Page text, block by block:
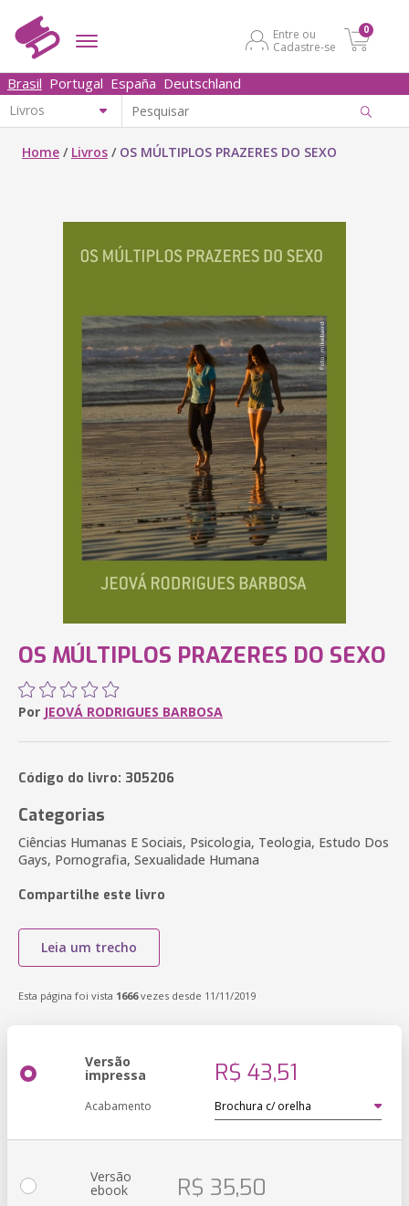
Entre ou
Cadastre-se
0
Brasil Portugal España Deutschland
Home / Livros / OS MÚLTIPLOS PRAZERES DO SEXO
OS MÚLTIPLOS PRAZERES DO SEXO
Por JEOVÁ RODRIGUES BARBOSA
Código do livro: 305206
Categorias
Ciências Humanas E Sociais, Psicologia, Teologia, Estudo Dos
Gays, Pornografia, Sexualidade Humana
Compartilhe este livro
Leia um trecho
Esta página foi vista 1666vezes desde 11/11/2019
Versão
impressa R$ 43,51
Acabamento
Versão
ebook R$ 35,50